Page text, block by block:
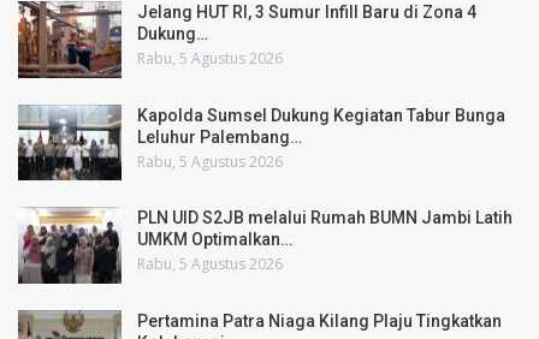
Jelang HUT RI, 3 Sumur Infill Baru di Zona 4
Dukung…
Rabu, 5 Agustus 2026
Kapolda Sumsel Dukung Kegiatan Tabur Bunga
Leluhur Palembang…
Rabu, 5 Agustus 2026
PLN UID S2JB melalui Rumah BUMN Jambi Latih
UMKM Optimalkan…
Rabu, 5 Agustus 2026
Pertamina Patra Niaga Kilang Plaju Tingkatkan